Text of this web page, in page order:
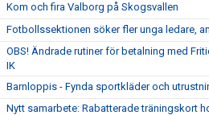
Kom och fira Valborg på Skogsvallen
Fotbollssektionen söker fler unga ledare,
OBS! Ändrade rutiner för betalning med
IK
Barnloppis - Fynda sportkläder och
Nytt samarbete: Rabatterade träningskort